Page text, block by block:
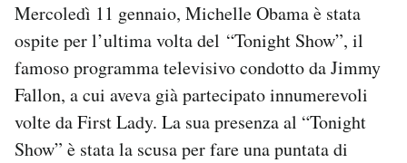
I MIEI PREFERITI
SHOP
CALENDARIO
Mercoledì 11 gennaio, Michelle Obama è stata
ospite per l’ultima volta del “Tonight Show”, il
famoso programma televisivo condotto da Jimmy
Fallon, a cui aveva già partecipato innumerevoli
volte da First Lady. La sua presenza al “Tonight
Show” è stata la scusa per fare una puntata di